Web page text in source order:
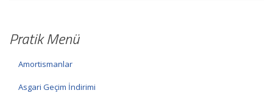
Pratik Menü
Amortismanlar
Asgari Geçim İndirimi